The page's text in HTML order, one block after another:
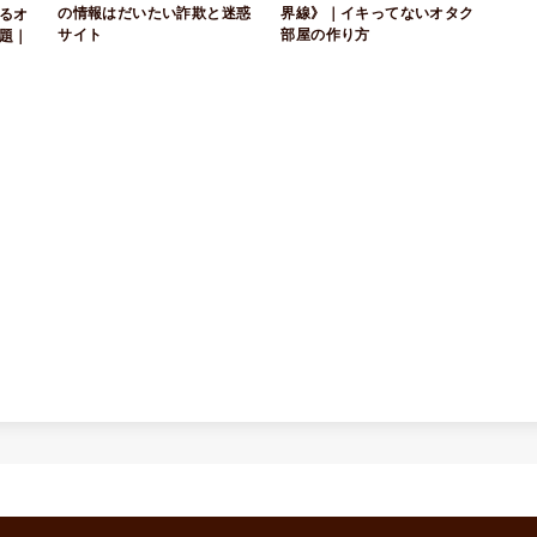
オ
｜
の情報はだいたい詐欺と迷惑
サイト
界線》｜イキってないオタク
部屋の作り方